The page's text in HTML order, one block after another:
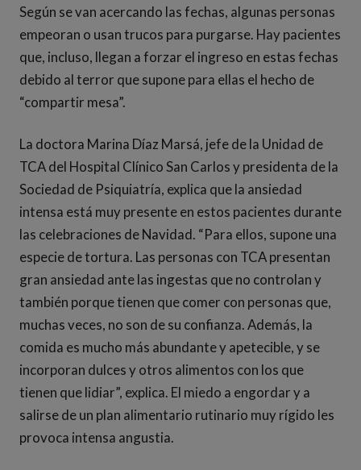
Según se van acercando las fechas, algunas personas
empeoran o usan trucos para purgarse. Hay pacientes
que, incluso, llegan a forzar el ingreso en estas fechas
debido al terror que supone para ellas el hecho de
“compartir mesa”.
La doctora Marina Díaz Marsá, jefe de la Unidad de
TCA del Hospital Clínico San Carlos y presidenta de la
Sociedad de Psiquiatría, explica que la ansiedad
intensa está muy presente en estos pacientes durante
las celebraciones de Navidad. “Para ellos, supone una
especie de tortura. Las personas con TCA presentan
gran ansiedad ante las ingestas que no controlan y
también porque tienen que comer con personas que,
muchas veces, no son de su confianza. Además, la
comida es mucho más abundante y apetecible, y se
incorporan dulces y otros alimentos con los que
tienen que lidiar”, explica. El miedo a engordar y a
salirse de un plan alimentario rutinario muy rígido les
provoca intensa angustia.